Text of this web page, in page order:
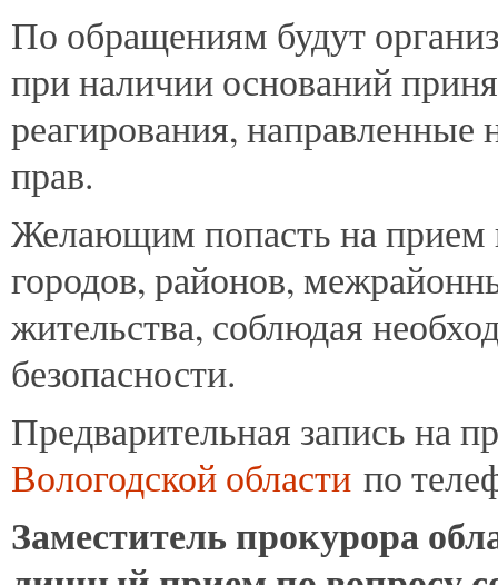
По обращениям будут
при наличии оснований
реагирования,
прав.
Желающим попасть на прием
городов, районов,
жительства, соблюдая
безопасности.
Предварительная запись на
Вологодской области по
Заместитель прокурора